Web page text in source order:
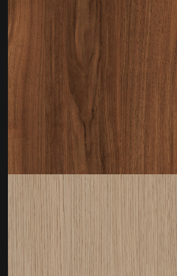
厚度：3-25mm
标准规格：